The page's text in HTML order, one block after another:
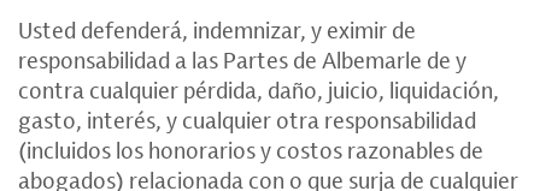
Usted defenderá, indemnizar, y eximir de
responsabilidad a las Partes de Albemarle de y
contra cualquier pérdida, daño, juicio, liquidación,
gasto, interés, y cualquier otra responsabilidad
(incluidos los honorarios y costos razonables de
abogados) relacionada con o que surja de cualquier